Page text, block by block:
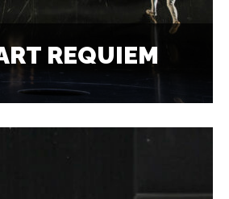
REQUIEM